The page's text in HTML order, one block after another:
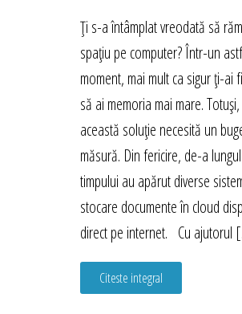
Ți s-a întâmplat vreodată să
spațiu pe computer? Într-un
moment, mai mult ca sigur ți-ai
să ai memoria mai mare. Totuși,
această soluție necesită un
măsură. Din fericire, de-a lungul
timpului au apărut diverse
stocare documente în cloud
direct pe internet. Cu ajutorul
Citeste integral